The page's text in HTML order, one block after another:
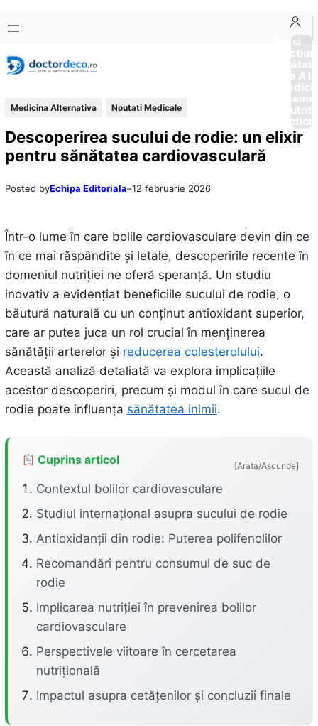
conținut
content
Boli si
Afectiuni
Sănătate
de la A
Medicina Alternativa Noutati Medicale
Descoperirea sucului de rodie: un elixir
pentru sănătatea cardiovasculară
Posted byEchipa Editoriala–12 februarie 2026
Într-o lume în care bolile cardiovasculare devin din ce
în ce mai răspândite și letale, descoperirile recente în
domeniul nutriției ne oferă speranță. Un studiu
inovativ a evidențiat beneficiile sucului de rodie, o
băutură naturală cu un conținut antioxidant superior,
care ar putea juca un rol crucial în menținerea
sănătății arterelor și reducerea colesterolului.
Această analiză detaliată va explora implicațiile
acestor descoperiri, precum și modul în care sucul de
rodie poate influența sănătatea inimii.
Cuprins articol [Arata/Ascunde]
Contextul bolilor cardiovasculare
Studiul internațional asupra sucului de rodie
Antioxidanții din rodie: Puterea polifenolilor
Recomandări pentru consumul de suc de
rodie
Implicarea nutriției în prevenirea bolilor
cardiovasculare
Perspectivele viitoare în cercetarea
nutrițională
Impactul asupra cetățenilor și concluzii finale